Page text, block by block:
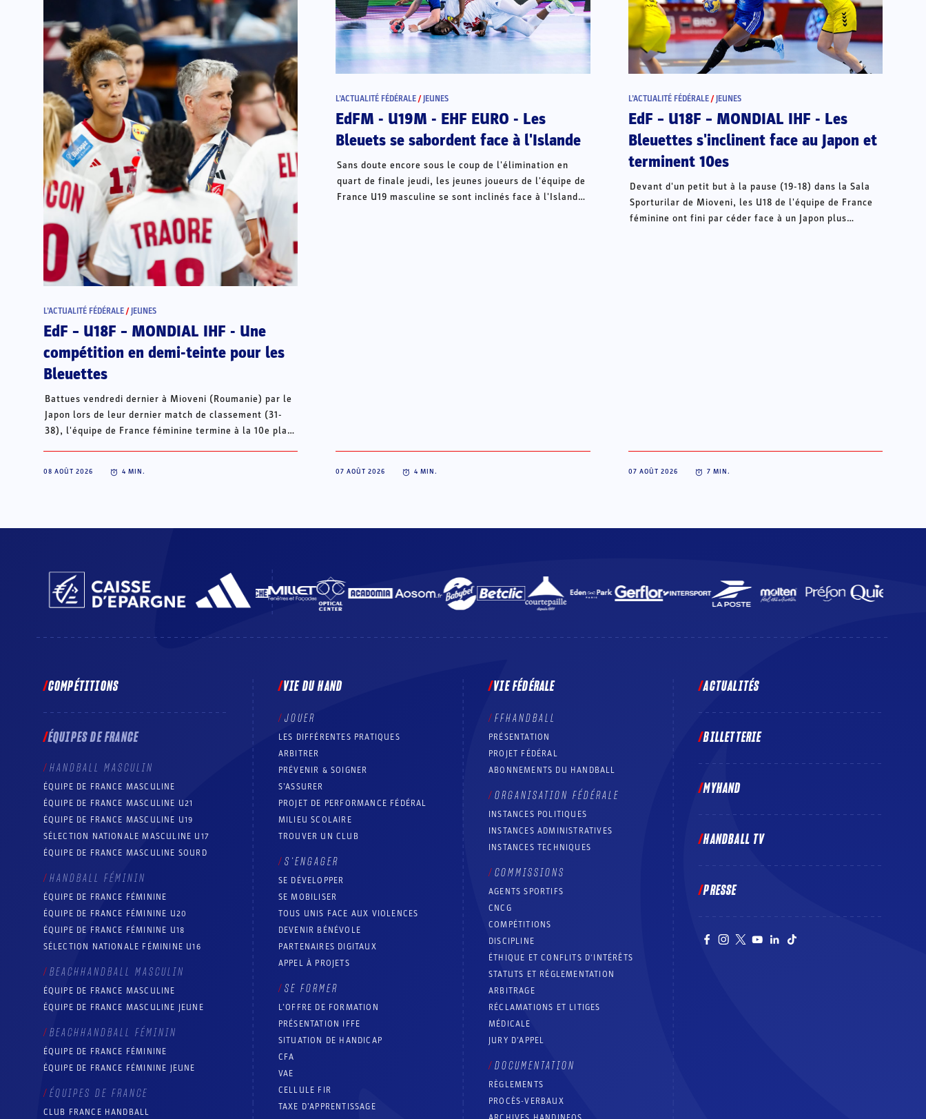
L’ACTUALITÉ FÉDÉRALE / JEUNES
EdF – U18F – MONDIAL IHF - Une
compétition en demi-teinte pour les
Bleuettes
Battues vendredi dernier à Mioveni (Roumanie) par le
Japon lors de leur dernier match de classement (31-
38), l'équipe de France féminine termine à la 10e place
sur l'ensemble du tournoi, entre déception et
08 AOÛT 2026 4 MIN.
L’ACTUALITÉ FÉDÉRALE / JEUNES
EdFM - U19M - EHF EURO - Les
Bleuets se sabordent face à l'Islande
Sans doute encore sous le coup de l'élimination en
quart de finale jeudi, les jeunes joueurs de l'équipe de
France U19 masculine se sont inclinés face à l'Islande
07 AOÛT 2026 4 MIN.
L’ACTUALITÉ FÉDÉRALE / JEUNES
EdF – U18F – MONDIAL IHF - Les
Bleuettes s'inclinent face au Japon et
terminent 10es
Devant d'un petit but à la pause (19-18) dans la Sala
Sporturilar de Mioveni, les U18 de l'équipe de France
féminine ont fini par céder face à un Japon plus
07 AOÛT 2026 7 MIN.
COMPÉTITIONS
ÉQUIPES DE FRANCE
HANDBALL MASCULIN
ÉQUIPE DE FRANCE MASCULINE
ÉQUIPE DE FRANCE MASCULINE U21
ÉQUIPE DE FRANCE MASCULINE U19
SÉLECTION NATIONALE MASCULINE U17
ÉQUIPE DE FRANCE MASCULINE SOURD
HANDBALL FÉMININ
ÉQUIPE DE FRANCE FÉMININE
ÉQUIPE DE FRANCE FÉMININE U20
ÉQUIPE DE FRANCE FÉMININE U18
SÉLECTION NATIONALE FÉMININE U16
BEACHHANDBALL MASCULIN
ÉQUIPE DE FRANCE MASCULINE
ÉQUIPE DE FRANCE MASCULINE JEUNE
BEACHHANDBALL FÉMININ
ÉQUIPE DE FRANCE FÉMININE
ÉQUIPE DE FRANCE FÉMININE JEUNE
ÉQUIPES DE FRANCE
CLUB FRANCE HANDBALL
VIE DU HAND
JOUER
LES DIFFÉRENTES PRATIQUES
ARBITRER
PRÉVENIR & SOIGNER
S’ASSURER
PROJET DE PERFORMANCE FÉDÉRAL
MILIEU SCOLAIRE
TROUVER UN CLUB
S’ENGAGER
SE DÉVELOPPER
SE MOBILISER
TOUS UNIS FACE AUX VIOLENCES
DEVENIR BÉNÉVOLE
PARTENAIRES DIGITAUX
APPEL À PROJETS
SE FORMER
L’OFFRE DE FORMATION
PRÉSENTATION IFFE
SITUATION DE HANDICAP
CFA
VAE
CELLULE FIR
TAXE D’APPRENTISSAGE
VIE FÉDÉRALE
FFHANDBALL
PRÉSENTATION
PROJET FÉDÉRAL
ABONNEMENTS DU HANDBALL
ORGANISATION FÉDÉRALE
INSTANCES POLITIQUES
INSTANCES ADMINISTRATIVES
INSTANCES TECHNIQUES
COMMISSIONS
AGENTS SPORTIFS
CNCG
COMPÉTITIONS
DISCIPLINE
ÉTHIQUE ET CONFLITS D'INTÉRÊTS
STATUTS ET RÉGLEMENTATION
ARBITRAGE
RÉCLAMATIONS ET LITIGES
MÉDICALE
JURY D’APPEL
DOCUMENTATION
RÈGLEMENTS
PROCÈS-VERBAUX
ACTUALITÉS
BILLETTERIE
MYHAND
HANDBALL TV
PRESSE